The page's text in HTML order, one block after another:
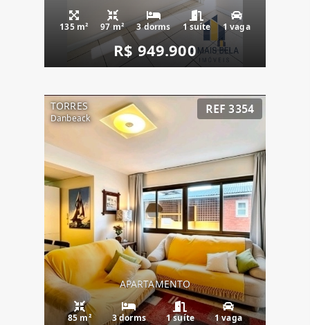
135 m² 97 m² 3 dorms 1 suíte 1 vaga
R$ 949.900
TORRES
Danbeack
REF 3354
APARTAMENTO
85 m² 3 dorms 1 suíte 1 vaga